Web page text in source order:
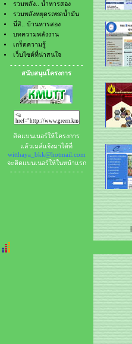
รวมพลัง.. น้ำหารสอง
รวมพลังหยุดรถซดน้ำมัน
นี่สิ.. บ้านหารสอง
บทความพลังงาน
เกร็ดความรู้
เว็บไซต์ที่น่าสนใจ
- - - - - - - - - - - - - - - - - -
สนับสนุนโครงการ
ติดแบนเนอร์ให้โครงการ
แล้วเมล์แจ้งมาได้ที่
witthaya_bkk@hotmail.com
จะติดแบนเนอร์ให้ในหน้าแรก
- - - - - - - - - - - - - - - - - -